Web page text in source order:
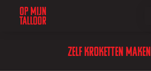
Zelf kroketten maken